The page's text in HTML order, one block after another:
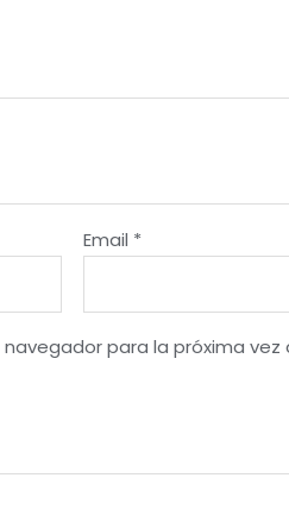
Email *
para la próxima